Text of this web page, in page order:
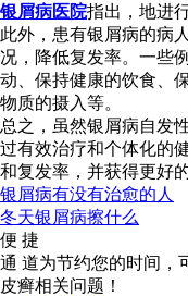
银屑病医院指出，地进
此外，患有银屑病的病
况，降低复发率。一些
动、保持健康的饮食、
物质的摄入等。
总之，虽然银屑病自发
过有效治疗和个体化的
和复发率，并获得更好
银屑病有没有治愈的人
冬天银屑病擦什么
便 捷
通 道为节约您的时间，
皮癣相关问题！